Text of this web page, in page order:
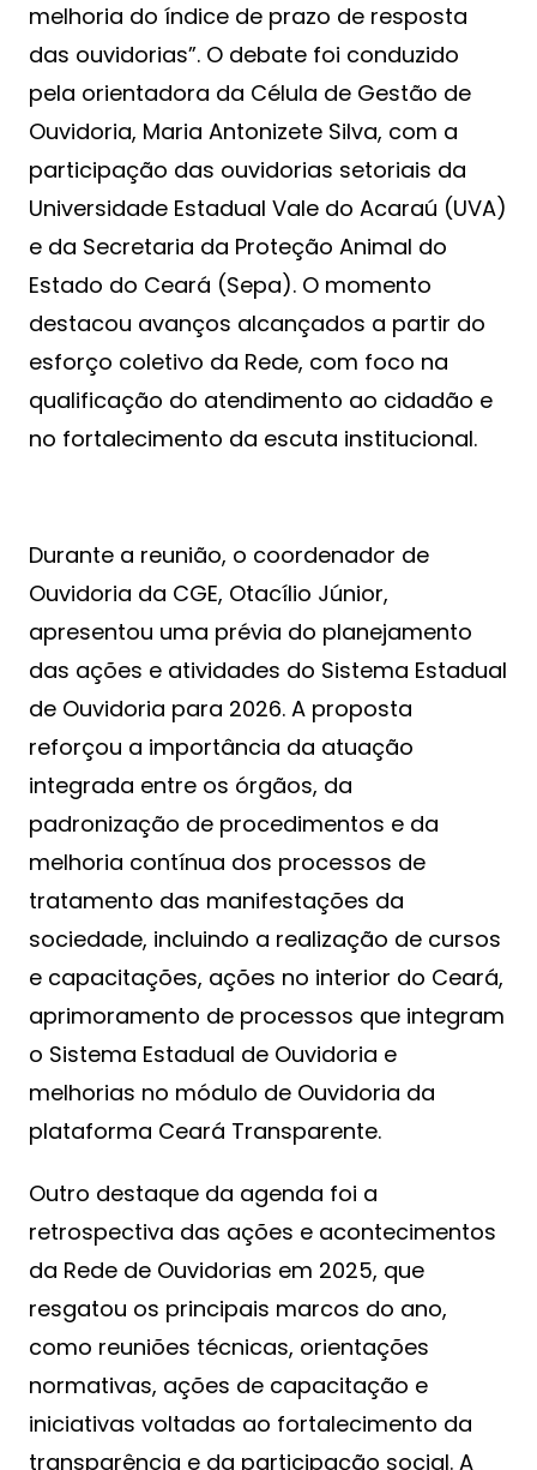
melhoria do índice de prazo de resposta
das ouvidorias”. O debate foi conduzido
pela orientadora da Célula de Gestão de
Ouvidoria, Maria Antonizete Silva, com a
participação das ouvidorias setoriais da
Universidade Estadual Vale do Acaraú (UVA)
e da Secretaria da Proteção Animal do
Estado do Ceará (Sepa). O momento
destacou avanços alcançados a partir do
esforço coletivo da Rede, com foco na
qualificação do atendimento ao cidadão e
no fortalecimento da escuta institucional.
Durante a reunião, o coordenador de
Ouvidoria da CGE, Otacílio Júnior,
apresentou uma prévia do planejamento
das ações e atividades do Sistema Estadual
de Ouvidoria para 2026. A proposta
reforçou a importância da atuação
integrada entre os órgãos, da
padronização de procedimentos e da
melhoria contínua dos processos de
tratamento das manifestações da
sociedade, incluindo a realização de cursos
e capacitações, ações no interior do Ceará,
aprimoramento de processos que integram
o Sistema Estadual de Ouvidoria e
melhorias no módulo de Ouvidoria da
plataforma Ceará Transparente.
Outro destaque da agenda foi a
retrospectiva das ações e acontecimentos
da Rede de Ouvidorias em 2025, que
resgatou os principais marcos do ano,
como reuniões técnicas, orientações
normativas, ações de capacitação e
iniciativas voltadas ao fortalecimento da
transparência e da participação social. A